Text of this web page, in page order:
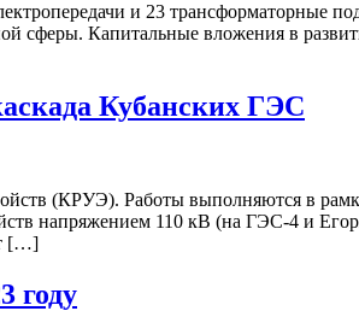
и 23 трансформаторные
Капитальные вложения в
Кубанских ГЭС
(КРУЭ). Работы выполняются в
напряжением 110 кВ (на ГЭС-4 и
[…]
году